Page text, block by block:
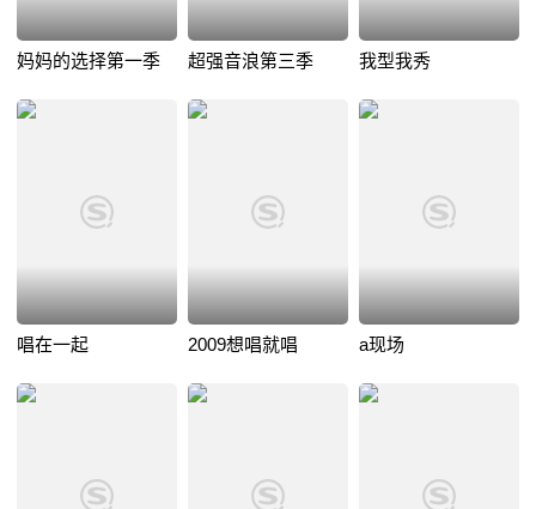
妈妈的选择第一季 超强音浪第三季 我型我秀
唱在一起 2009想唱就唱 a现场